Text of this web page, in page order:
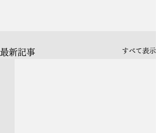
最新記事 すべて表示